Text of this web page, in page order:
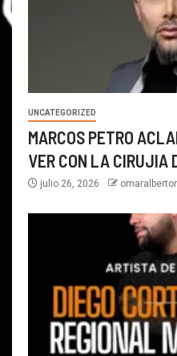
UNCATEGORIZED
MARCOS PETRO
VER CON LA CIRUJIA
julio 26, 2026